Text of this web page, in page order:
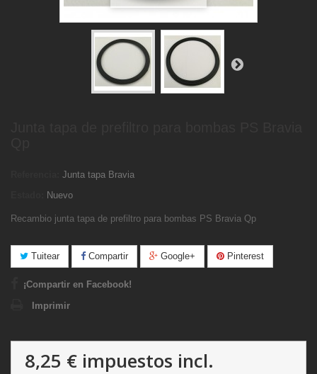
Junta tapa Bravia
Nuevo
Recambio junta tapa de prefiltro para bombas PS Bravia Qp
Tuitear Compartir Google+ Pinterest
¡Compartir en Facebook!
Imprimir
8,25 € impuestos incl.